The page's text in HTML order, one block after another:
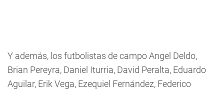
Y además, los futbolistas de campo Angel Deldo,
Brian Pereyra, Daniel Iturria, David Peralta, Eduardo
Aguilar, Erik Vega, Ezequiel Fernández, Federico